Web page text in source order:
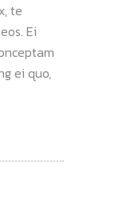
te
Ei
ei quo,